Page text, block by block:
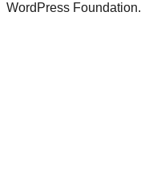
WordPress Foundation.